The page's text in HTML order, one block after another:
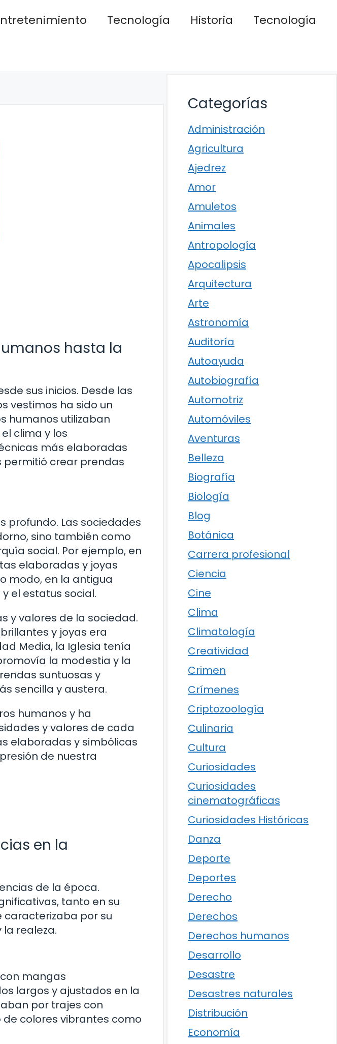
Tecnología Historia
Tecnología
hasta la
sus inicios. Desde las
vestimos ha sido un
humanos utilizaban
clima y los
más elaboradas
permitió crear prendas
profundo. Las sociedades
sino también como
social. Por ejemplo, en
elaboradas y joyas
modo, en la antigua
el estatus social.
y valores de la sociedad.
y joyas era
Media, la Iglesia tenía
la modestia y la
suntuosas y
sencilla y austera.
humanos y ha
y valores de cada
elaboradas y simbólicas
de nuestra
en la
de la época.
tanto en su
caracterizaba por su
realeza.
mangas
largos y ajustados en la
por trajes con
colores vibrantes como
Categorías
Administración
Agricultura
Ajedrez
Amor
Amuletos
Animales
Antropología
Apocalipsis
Arquitectura
Arte
Astronomía
Auditoría
Autoayuda
Autobiografía
Automotriz
Automóviles
Aventuras
Belleza
Biografía
Biología
Blog
Botánica
Carrera profesional
Ciencia
Cine
Clima
Climatología
Creatividad
Crimen
Crímenes
Criptozoología
Culinaria
Cultura
Curiosidades
Curiosidades
cinematográficas
Curiosidades Históricas
Danza
Deporte
Deportes
Derecho
Derechos
Derechos humanos
Desarrollo
Desastre
Desastres naturales
Distribución
Economía